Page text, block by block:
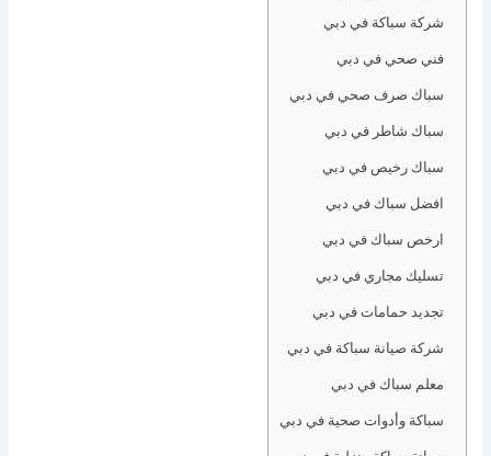
شركة سباكة في دبي
فني صحي في دبي
سباك صرف صحي في دبي
سباك شاطر في دبي
سباك رخيص في دبي
افضل سباك في دبي
ارخص سباك في دبي
تسليك مجاري في دبي
تجديد حمامات في دبي
شركة صيانة سباكة في دبي
معلم سباك في دبي
سباكة وأدوات صحية في دبي